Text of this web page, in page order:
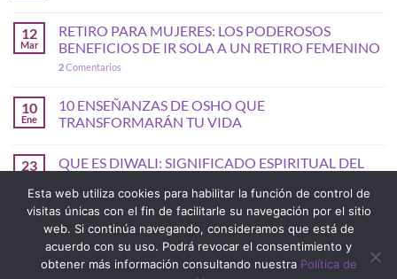
12
Mar
RETIRO PARA MUJERES: LOS PODEROSOS
BENEFICIOS DE IR SOLA A UN RETIRO FEMENINO
2Comentarios
10
Ene
10 ENSEÑANZAS DE OSHO QUE
TRANSFORMARÁN TU VIDA
23
QUE ES DIWALI: SIGNIFICADO ESPIRITUAL DEL
Esta web utiliza cookies para habilitar la función de control de
visitas únicas con el fin de facilitarle su navegación por el sitio
web. Si continúa navegando, consideramos que está de
acuerdo con su uso. Podrá revocar el consentimiento y
obtener más información consultando nuestra Política de